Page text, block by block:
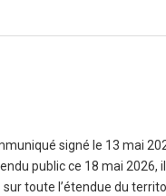
signé le 13 mai
public ce 18 mai 2026,
toute l’étendue du